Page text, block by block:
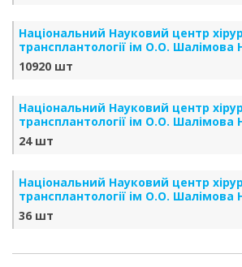
Національний Науковий центр
трансплантології ім О.О. Шалімова
10920 шт
Національний Науковий центр
трансплантології ім О.О. Шалімова
24 шт
Національний Науковий центр
трансплантології ім О.О. Шалімова
36 шт